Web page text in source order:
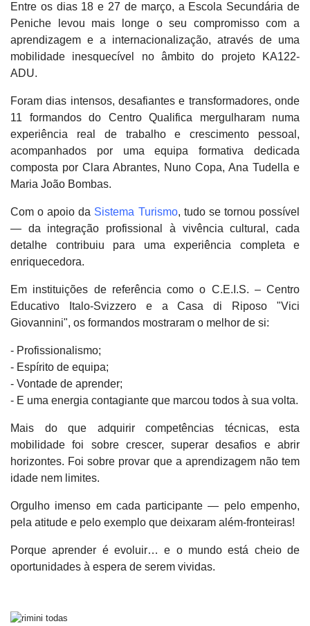
Entre os dias 18 e 27 de março, a Escola Secundária de
Peniche levou mais longe o seu compromisso com a
aprendizagem e a internacionalização, através de uma
mobilidade inesquecível no âmbito do projeto KA122-
ADU.
Foram dias intensos, desafiantes e transformadores, onde
11 formandos do Centro Qualifica mergulharam numa
experiência real de trabalho e crescimento pessoal,
acompanhados por uma equipa formativa dedicada
composta por Clara Abrantes, Nuno Copa, Ana Tudella e
Maria João Bombas.
Com o apoio da Sistema Turismo, tudo se tornou possível
— da integração profissional à vivência cultural, cada
detalhe contribuiu para uma experiência completa e
enriquecedora.
Em instituições de referência como o C.E.I.S. – Centro
Educativo Italo-Svizzero e a Casa di Riposo "Vici
Giovannini", os formandos mostraram o melhor de si:
- Profissionalismo;
- Espírito de equipa;
- Vontade de aprender;
- E uma energia contagiante que marcou todos à sua volta.
Mais do que adquirir competências técnicas, esta
mobilidade foi sobre crescer, superar desafios e abrir
horizontes. Foi sobre provar que a aprendizagem não tem
idade nem limites.
Orgulho imenso em cada participante — pelo empenho,
pela atitude e pelo exemplo que deixaram além-fronteiras!
Porque aprender é evoluir… e o mundo está cheio de
oportunidades à espera de serem vividas.